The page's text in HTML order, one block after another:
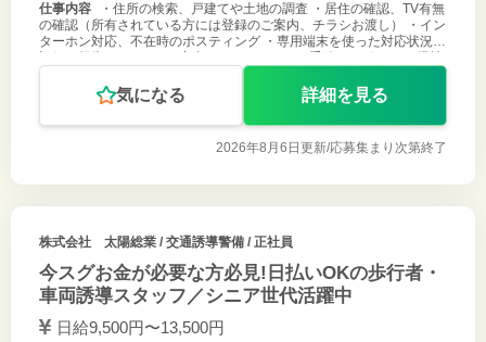
仕事内容
・住所の検索、戸建てや土地の調査 ・居住の確認、TV有無
の確認（所有されている方には登録のご案内、チラシお渡し） ・イン
ターホン対応、不在時のポスティング ・専用端末を使った対応状況の
気になる 詳細を見る
2026年8月6日更新/応募集まり次第終了
株式会社 太陽総業/ 交通誘導警備 / 正社員
今スグお金が必要な方必見!日払いOKの歩行者・
車両誘導スタッフ／シニア世代活躍中
日給9,500円〜13,500円